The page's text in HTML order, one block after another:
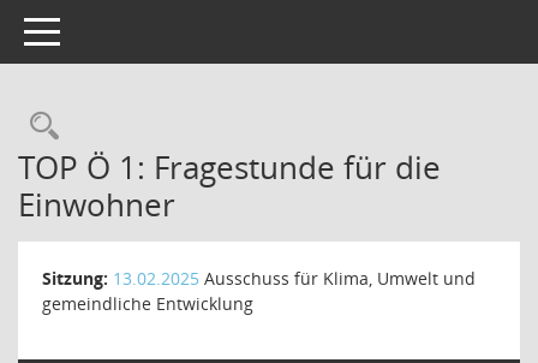
Toggle navigation
Rechercheauswahl
TOP Ö 1: Fragestunde für die
Einwohner
Sitzung: 13.02.2025 Ausschuss für Klima, Umwelt und
gemeindliche Entwicklung